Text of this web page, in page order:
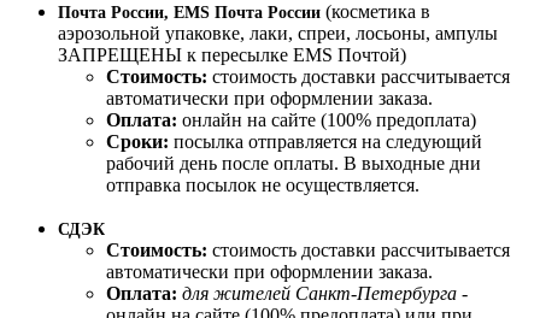
Почта России, EMS Почта России (косметика в
аэрозольной упаковке, лаки, спреи, лосьоны, ампулы
ЗАПРЕЩЕНЫ к пересылке EMS Почтой)
Стоимость: стоимость доставки рассчитывается
автоматически при оформлении заказа.
Оплата: онлайн на сайте (100% предоплата)
Сроки: посылка отправляется на следующий
рабочий день после оплаты. В выходные дни
отправка посылок не осуществляется.
СДЭК
Стоимость: стоимость доставки рассчитывается
автоматически при оформлении заказа.
Оплата: для жителей Санкт-Петербурга -